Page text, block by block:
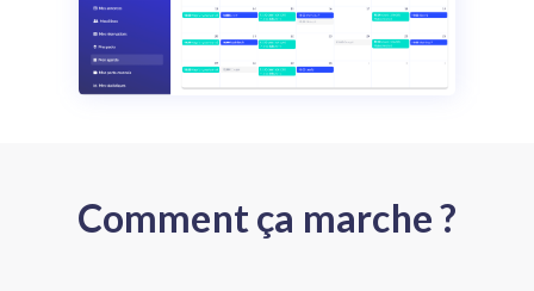
Comment ça marche ?